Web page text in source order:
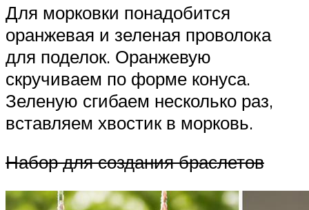
Для морковки понадобится
оранжевая и зеленая проволока
для поделок. Оранжевую
скручиваем по форме конуса.
Зеленую сгибаем несколько раз,
вставляем хвостик в морковь.
Набор для создания браслетов